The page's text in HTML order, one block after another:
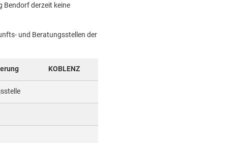
Bendorf derzeit keine
und Beratungsstellen der
KOBLENZ